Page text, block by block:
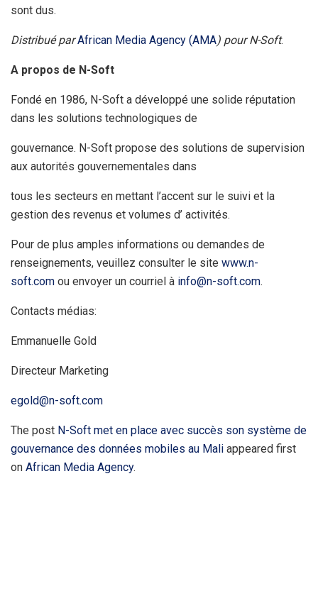
sont dus.
Distribué parAfrican Media Agency (AMA) pour N-Soft.
A propos de N-Soft
Fondé en 1986, N-Soft a développé une solide réputation
dans les solutions technologiques de
gouvernance. N-Soft propose des solutions de supervision
aux autorités gouvernementales dans
tous les secteurs en mettant l’accent sur le suivi et la
gestion des revenus et volumes d’ activités.
Pour de plus amples informations ou demandes de
renseignements, veuillez consulter le site www.n-
soft.com ou envoyer un courriel à info@n-soft.com.
Contacts médias:
Emmanuelle Gold
Directeur Marketing
egold@n-soft.com
The post N-Soft met en place avec succès son système de
gouvernance des données mobiles au Mali appeared first
on African Media Agency.